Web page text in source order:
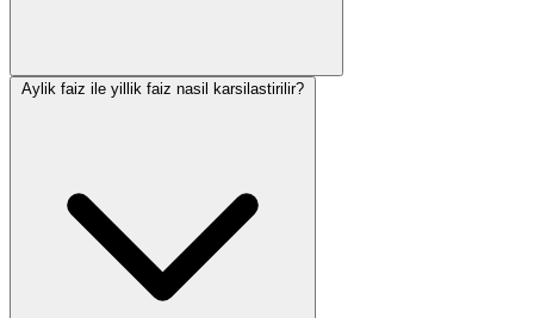
Aylik faiz ile yillik faiz nasil karsilastirilir?